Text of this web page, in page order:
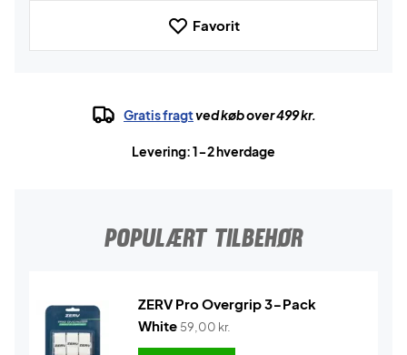
Favorit
Gratis fragtved køb over 499 kr.
Levering: 1-2 hverdage
POPULÆRT TILBEHØR
ZERV Pro Overgrip 3-Pack
White 59,00 kr.